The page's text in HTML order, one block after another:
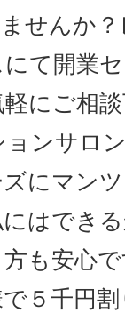
せんか
て開業
にご相
ンサロ
にマン
はでき
も安心
５千円